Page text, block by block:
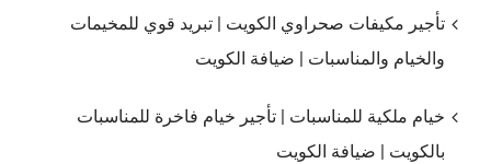
تأجير مكيفات صحراوي الكويت | تبريد قوي للمخيمات
والخيام والمناسبات | ضيافة الكويت
خيام ملكية للمناسبات | تأجير خيام فاخرة للمناسبات
بالكويت | ضيافة الكويت